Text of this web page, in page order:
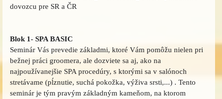
dovozcu pre SR a ČR
Blok 1- SPA BASIC
Seminár Vás prevedie základmi, ktoré Vám pomôžu nielen pri
bežnej práci groomera, ale dozviete sa aj, ako na
najpoužívanejšie SPA procedúry, s ktorými sa v salónoch
stretávame (pĺznutie, suchá pokožka, výživa srsti,...) . Tento
seminár je tým pravým základným kameňom, na ktorom